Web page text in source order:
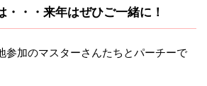
・・・来年はぜひご一緒に！
参加のマスターさんたちとパーチーで